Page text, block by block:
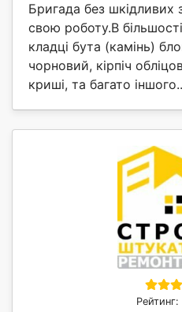
Бригада без шкідливих
свою роботу.В
кладці бута (камінь)
чорновий, кірпіч
криші, та багато